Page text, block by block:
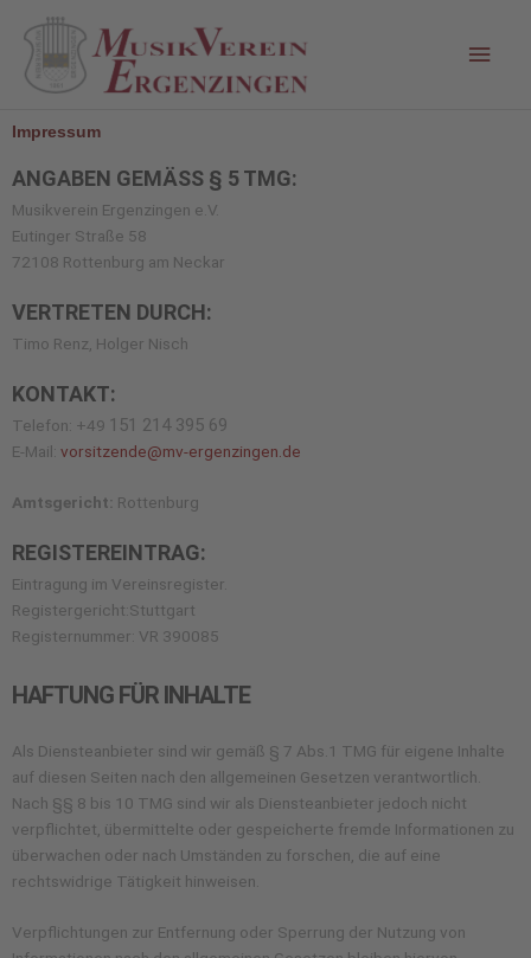
Inhalt
springen
Impressum
ANGABEN GEMÄSS § 5 TMG:
Musikverein Ergenzingen e.V.
Eutinger Straße 58
72108 Rottenburg am Neckar
VERTRETEN DURCH:
Timo Renz, Holger Nisch
KONTAKT:
Telefon: +49 151 214 395 69
E-Mail: vorsitzende@mv-ergenzingen.de
Amtsgericht: Rottenburg
REGISTEREINTRAG:
Eintragung im Vereinsregister.
Registergericht:Stuttgart
Registernummer: VR 390085
HAFTUNG FÜR INHALTE
Als Diensteanbieter sind wir gemäß § 7 Abs.1 TMG für eigene Inhalte
auf diesen Seiten nach den allgemeinen Gesetzen verantwortlich.
Nach §§ 8 bis 10 TMG sind wir als Diensteanbieter jedoch nicht
verpflichtet, übermittelte oder gespeicherte fremde Informationen zu
überwachen oder nach Umständen zu forschen, die auf eine
rechtswidrige Tätigkeit hinweisen.
Verpflichtungen zur Entfernung oder Sperrung der Nutzung von